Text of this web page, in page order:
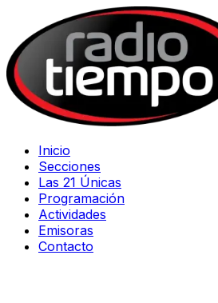
Inicio
Secciones
Las 21 Únicas
Programación
Actividades
Emisoras
Contacto